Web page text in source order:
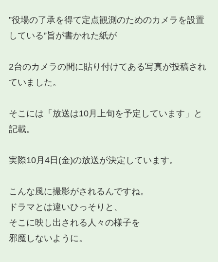
”役場の了承を得て定点観測のためのカメラを設置
している”旨が書かれた紙が
2台のカメラの間に貼り付けてある写真が投稿され
ていました。
そこには「放送は10月上旬を予定しています」と
記載。
実際10月4日(金)の放送が決定しています。
こんな風に撮影がされるんですね。
ドラマとは違いひっそりと、
そこに映し出される人々の様子を
邪魔しないように。